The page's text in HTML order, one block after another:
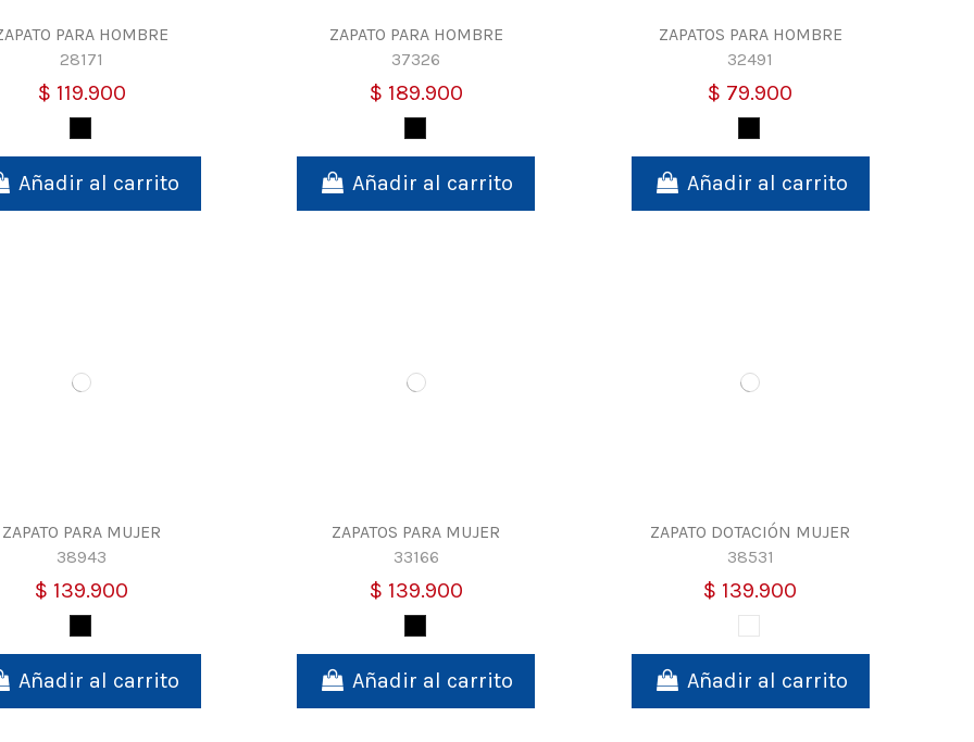
PARA HOMBRE
28171
$ 119.900
Negro
Añadir al carrito
ZAPATO PARA HOMBRE
37326
$ 189.900
Negro
Añadir al carrito
ZAPATOS PARA HOMBRE
32491
$ 79.900
Negro
Añadir al carrito
ZAPATO PARA MUJER
38943
$ 139.900
Negro
Añadir al carrito
ZAPATOS PARA MUJER
33166
$ 139.900
Negro
Añadir al carrito
ZAPATO DOTACIÓN MUJER
38531
$ 139.900
Blanco
Añadir al carrito